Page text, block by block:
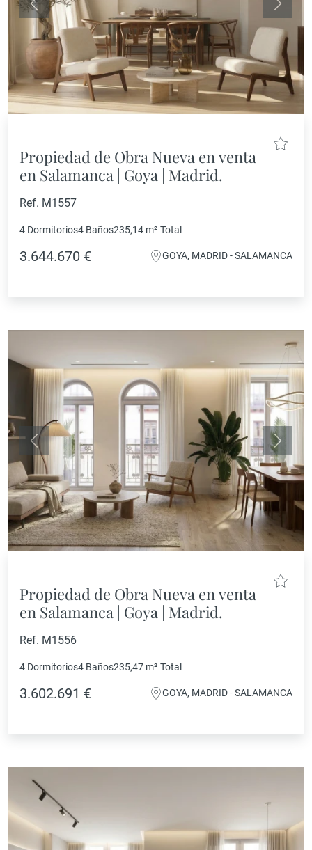
Anterior
Propiedad de Obra Nueva en venta
en Salamanca | Goya | Madrid.
Ref. M1557
4 Dormitorios4 Baños235,14 m² Total
3.644.670 € GOYA, MADRID - SALAMANCA
Anterior
Propiedad de Obra Nueva en venta
en Salamanca | Goya | Madrid.
Ref. M1556
4 Dormitorios4 Baños235,47 m² Total
3.602.691 € GOYA, MADRID - SALAMANCA